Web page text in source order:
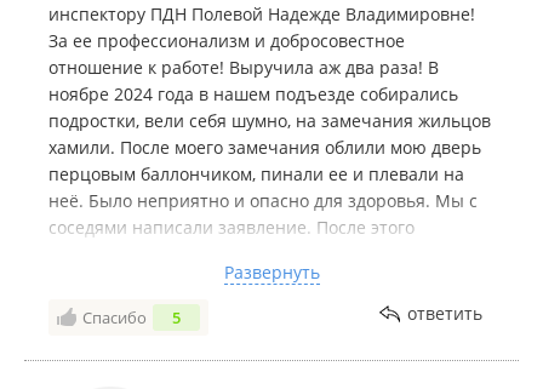
инспектору ПДН Полевой Надежде Владимировне!
За ее профессионализм и добросовестное
отношение к работе! Выручила аж два раза! В
ноябре 2024 года в нашем подъезде собирались
подростки, вели себя шумно, на замечания жильцов
хамили. После моего замечания облили мою дверь
перцовым баллончиком, пинали ее и плевали на
неë. Было неприятно и опасно для здоровья. Мы с
соседями написали заявление. После этого
оперативной работе инспектора! Огромное спасибо
от всех жильцов нашего дома и от меня лично!
Надежда Владимировна, вы лучший инспектор!!!
Недостатки:Нет! Одни достоинства!
Развернуть
Спасибо 5 ответить